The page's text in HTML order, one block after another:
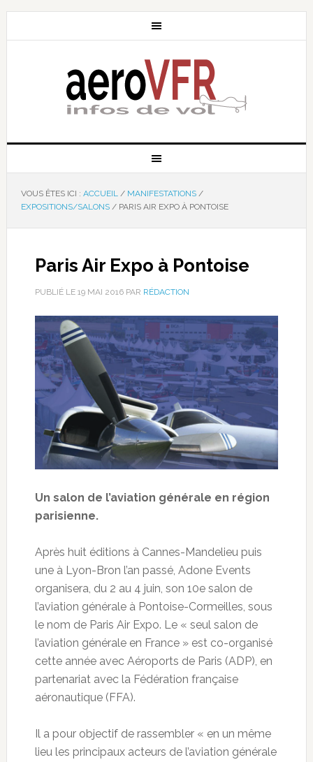
VOUS ÊTES ICI : ACCUEIL / MANIFESTATIONS /
EXPOSITIONS/SALONS /PARIS AIR EXPO À PONTOISE
Paris Air Expo à Pontoise
PUBLIÉ LE 19 MAI 2016PAR RÉDACTION
Un salon de l’aviation générale en région
parisienne.
Après huit éditions à Cannes-Mandelieu puis
une à Lyon-Bron l’an passé, Adone Events
organisera, du 2 au 4 juin, son 10e salon de
l’aviation générale à Pontoise-Cormeilles, sous
le nom de Paris Air Expo. Le « seul salon de
l’aviation générale en France » est co-organisé
cette année avec Aéroports de Paris (ADP), en
partenariat avec la Fédération française
aéronautique (FFA).
Il a pour objectif de rassembler « en un même
lieu les principaux acteurs de l’aviation générale